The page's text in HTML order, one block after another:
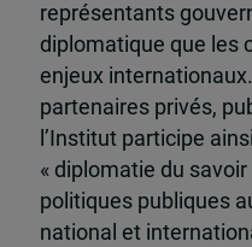
représentants
diplomatique que les
enjeux
partenaires privés,
l’Institut participe
« diplomatie du
politiques publiques
national et